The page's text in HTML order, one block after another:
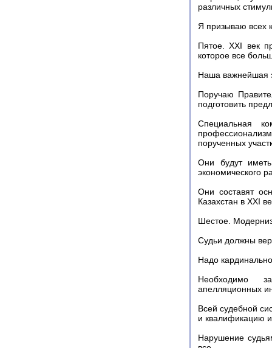
различных
Я призываю всех
Пятое. ХХI век
которое все
Наша важнейшая
Поручаю
подготовить
Специальная
порученных
Они будут
экономического
Они составят
Казахстан в ХXI
Шестое.
Судьи должны
Надо
Необходимо
апелляционных
Всей судебной
и квалификацию
Нарушение